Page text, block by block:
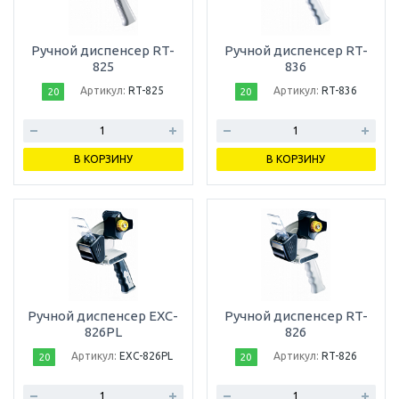
Ручной диспенсер RT-
825
20 Артикул: RT-825
В КОРЗИНУ
Ручной диспенсер RT-
836
20 Артикул: RT-836
В КОРЗИНУ
Ручной диспенсер EXC-
826PL
20 Артикул: EXC-826PL
Ручной диспенсер RT-
826
20 Артикул: RT-826